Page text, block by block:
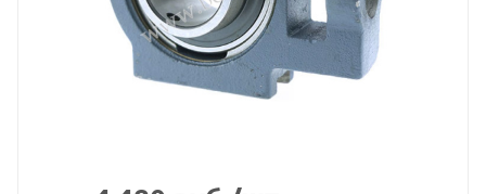
сайта
https://bearingstore.ru